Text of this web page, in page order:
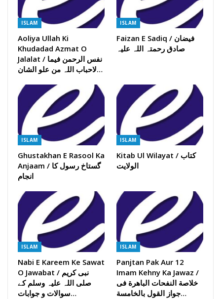
ISLAM
Aoliya Ullah Ki
Khudadad Azmat O
Jalalat / نفس الرحمن فیما
لاحباب اللہ من علو الشان…
ISLAM
Faizan E Sadiq / فیضان
صادق رحمتہ اللہ علیہ
ISLAM
Ghustakhan E Rasool Ka
Anjaam / گستاخ رسول کا
انجام
ISLAM
Kitab Ul Wilayat / کتاب
الولایت
ISLAM
Nabi E Kareem Ke Sawat
O Jawabat / نبی کریم
صلی اللہ علیہ وسلم کے
سوالات و جوابات…
ISLAM
Panjtan Pak Aur 12
Imam Kehny Ka Jawaz /
خلاصة النفحات الباھرة فی
جواز القول بالخامسة…